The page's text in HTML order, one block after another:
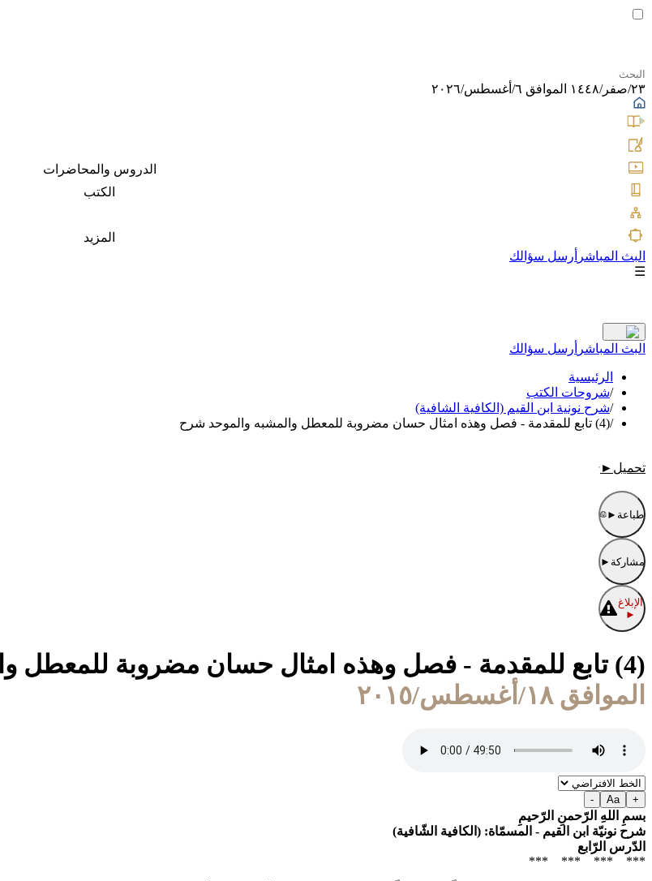
٢٣/صفر/١٤٤٨ الموافق ٦/أغسطس/٢٠٢٦
الدروس والمحاضرات
الكتب
المزيد
البث المباشر أرسل سؤالك
☰
البث المباشر أرسل سؤالك
الرئيسية
/شروحات الكتب
/شرح نونية ابن القيم (الكافية الشافية)
/(4) تابع للمقدمة - فصل وهذه امثال حسان مضروبة للمعطل والمشبه والموحد شرح
تحميل ►
طباعة ►
مشاركة ►
الإبلاغ
►
(4) تابع للمقدمة - فصل وهذه امثال حسان مضروبة للمعطل والمشبه والموحد شرح
الموافق ١٨/أغسطس/٢٠١٥
+
Aa
-
بسمِ اللهِ الرّحمنِ الرّحيمِ
شرح نونيّة ابن القيم - المسمّاة: (الكافية الشّافية)
الدّرس الرّابع
*** *** *** ***